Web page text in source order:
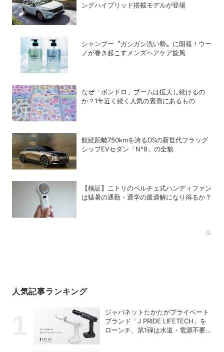
ングハイブリッド搭載モデルが登場
シャンプー〝ガシガシ洗い勢〟に朗報！ウー
ノが巻き起こすメンズヘアケア旋風
なぜ「ボンドロ」ブームは拡大し続けるの
か？1年近く続く人気の裏側にあるもの
航続距離750kmを誇るDSの新世代フラッグ
シップEVセダン「N°8」の全貌
【検証】ニトリのペルチェ式ハンディファン
は猛暑の通勤・通学の最適解になり得るか？
人気記事ランキング
ジャパネットたかたがプライベート
ブランド「J PRIDE LIFETECH」を
ローンチ、第1弾は水道・電源不要